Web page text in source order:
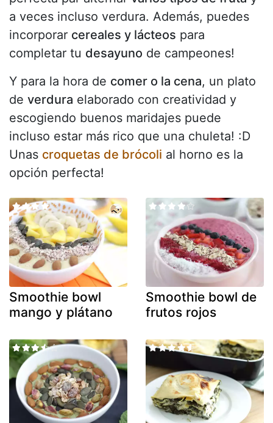
a veces incluso verdura. Además, puedes
incorporar cereales y lácteos para
completar tu desayuno de campeones!
Y para la hora de comer o la cena, un plato
de verdura elaborado con creatividad y
escogiendo buenos maridajes puede
incluso estar más rico que una chuleta! :D
Unas croquetas de brócoli al horno es la
opción perfecta!
Smoothie bowl
mango y plátano
Smoothie bowl de
frutos rojos